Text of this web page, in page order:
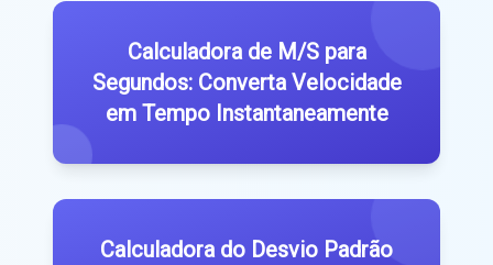
Calculadora de M/S para
Segundos: Converta Velocidade
em Tempo Instantaneamente
Calculadora do Desvio Padrão